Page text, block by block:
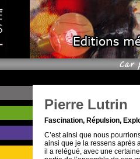
Pierre Lutrin
Fascination, Répulsion,
C’est ainsi que nous
ainsi que je la ressens après
il a relégué, avec une